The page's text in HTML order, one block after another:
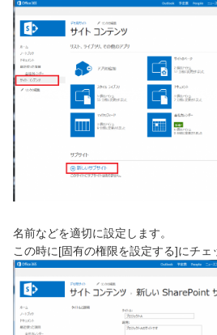
名前などを適切に設定します。
この時に[固有の権限を設定する]にチェ